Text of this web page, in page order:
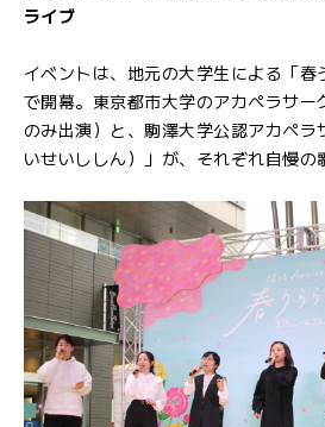
ライブ
イベントは、地元の大学生による「春
で開幕。東京都市大学のアカペラサ
のみ出演）と、駒澤大学公認アカペラ
いせいししん）」が、それぞれ自慢の